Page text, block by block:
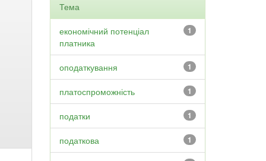
Тема
1
економічний потенціал
платника
1
оподаткування
1
платоспроможність
1
податки
1
податкова